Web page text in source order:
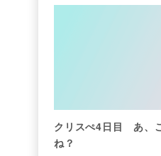
クリスぺ4日目 あ、
ね？